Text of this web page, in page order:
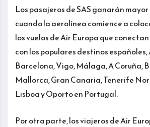
Los pasajeros de SAS ganarán
cuando la aerolínea comience a
los vuelos de Air Europa que
con los populares destinos
Barcelona, Vigo, Málaga, A Coruña,
Mallorca, Gran Canaria, Tenerife
Lisboa y Oporto en Portugal.
Por otra parte, los viajeros de Air